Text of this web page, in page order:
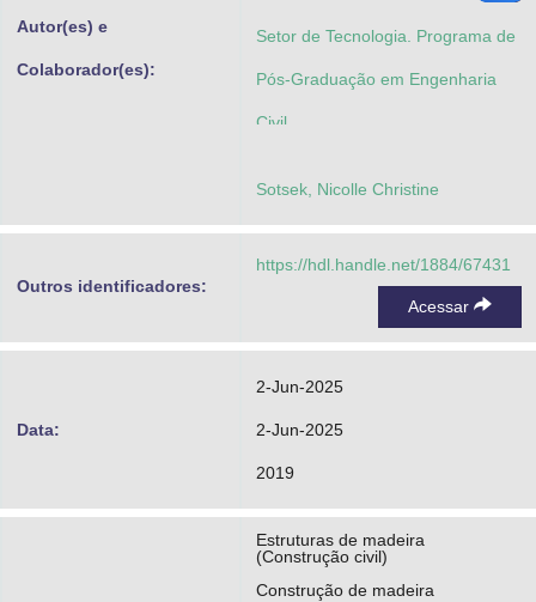
Autor(es) e
Colaborador(es):
Setor de Tecnologia. Programa de
Pós-Graduação em Engenharia
Civil
Sotsek, Nicolle Christine
Outros identificadores:
https://hdl.handle.net/1884/67431
Acessar
Data:
2-Jun-2025
2-Jun-2025
2019
Estruturas de madeira
(Construção civil)
Construção de madeira